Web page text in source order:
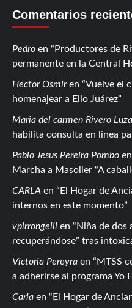
Comentarios
Pedro en
Productores de
permanente en la Central
Hector Osmiren
Vuelve el
homenajear a Elio Juárez
Maria del carmen Rivero
habilita consulta en línea
Pablo Jesus Pereira Pombo en
Marcha a Masoller “A
CARLA en
El Hogar de
internos en este momento
vpirrongelli en
Niña de dos
recuperándose” tras
Victoria Pereyra en
MTSS
a adherirse al programa Yo
Carla en
El Hogar de